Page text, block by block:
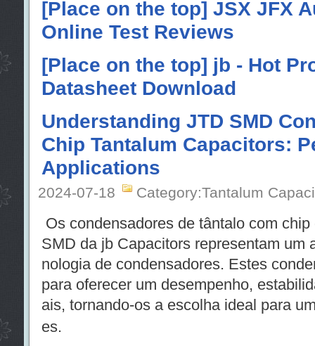
[Place on the top] JSX JFX
Online Test Reviews
[Place on the top] jb - Hot
Datasheet Download
Understanding JTD SMD
Chip Tantalum Capacitors:
Applications
2024-07-18 Category:Tantalum
Os condensadores de tântalo com
SMD da jb Capacitors representam um
nologia de condensadores. Estes
para oferecer um desempenho,
ais, tornando-os a escolha ideal para
es.